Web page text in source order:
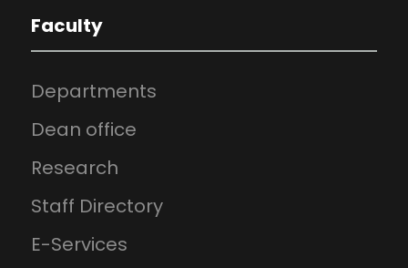
Faculty
Departments
Dean office
Research
Staff Directory
E-Services